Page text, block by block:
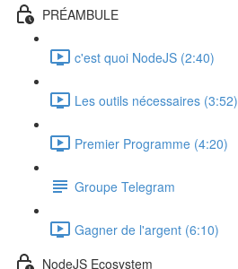
PRÉAMBULE
c'est quoi NodeJS (2:40)
Les outils nécessaires (3:52)
Premier Programme (4:20)
Groupe Telegram
Gagner de l'argent (6:10)
NodeJS Ecosystem